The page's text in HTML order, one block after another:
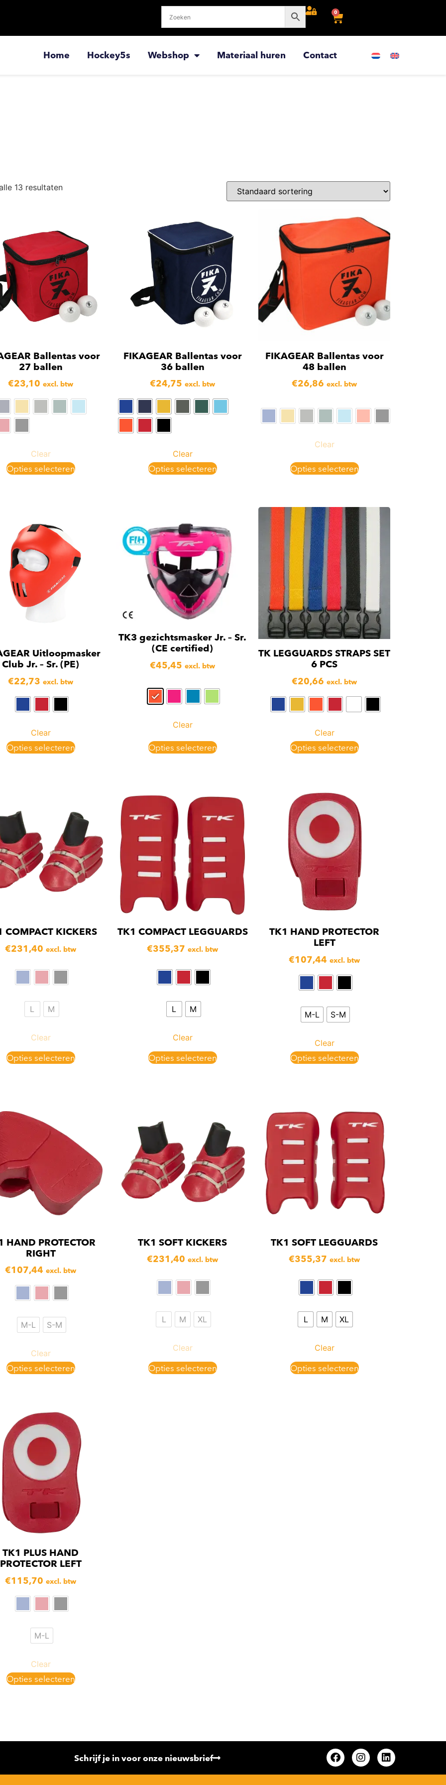
0
Home Hockey5s Webshop Materiaal huren Contact
13 resultaten
Ballentas voor
27 ballen
€23,10 excl. btw
Clear
Opties selecteren
FIKAGEAR Ballentas voor
36 ballen
€24,75 excl. btw
Clear
Opties selecteren
FIKAGEAR Ballentas voor
48 ballen
€26,86 excl. btw
Clear
Opties selecteren
Uitloopmasker
Club Jr. – Sr. (PE)
€22,73 excl. btw
Clear
Opties selecteren
TK3 gezichtsmasker Jr. – Sr.
(CE certified)
€45,45 excl. btw
Clear
Opties selecteren
TK LEGGUARDS STRAPS SET
6 PCS
€20,66 excl. btw
Clear
Opties selecteren
COMPACT KICKERS
€231,40 excl. btw
L M
Clear
Opties selecteren
TK1 COMPACT LEGGUARDS
€355,37 excl. btw
L M
Clear
Opties selecteren
TK1 HAND PROTECTOR
LEFT
€107,44 excl. btw
M-L S-M
Clear
Opties selecteren
HAND PROTECTOR
RIGHT
€107,44 excl. btw
M-L S-M
Clear
Opties selecteren
TK1 SOFT KICKERS
€231,40 excl. btw
L M XL
Clear
Opties selecteren
TK1 SOFT LEGGUARDS
€355,37 excl. btw
L M XL
Clear
Opties selecteren
TK1 PLUS HAND
PROTECTOR LEFT
€115,70 excl. btw
M-L
Clear
Opties selecteren
Schrijf je in voor onze nieuwsbrief